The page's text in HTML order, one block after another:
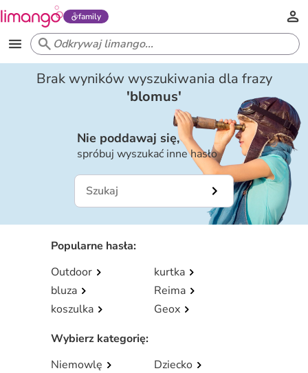
family
Brak wyników wyszukiwania dla frazy
'blomus'
Nie poddawaj się,
spróbuj wyszukać inne hasło
Popularne hasła:
Outdoor
kurtka
bluza
Reima
koszulka
Geox
Wybierz kategorię:
Niemowlę
Dziecko